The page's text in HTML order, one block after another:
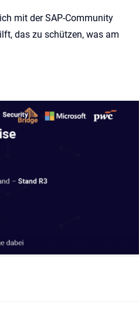
mit der SAP-Community
das zu schützen, was am
und erfahren Sie, wie
in Ihrem